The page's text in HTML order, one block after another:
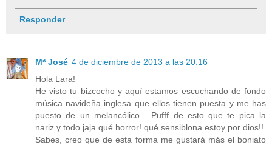
Responder
Mª José 4 de diciembre de 2013 a las 20:16
Hola Lara!
He visto tu bizcocho y aquí estamos escuchando de fondo
música navideña inglesa que ellos tienen puesta y me has
puesto de un melancólico... Pufff de esto que te pica la
nariz y todo jaja qué horror! qué sensiblona estoy por dios!!
Sabes, creo que de esta forma me gustará más el boniato